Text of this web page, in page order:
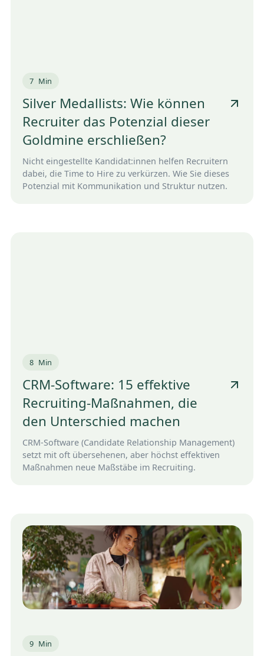
7 Min
Silver Medallists: Wie können
Recruiter das Potenzial dieser
Goldmine erschließen?
Nicht eingestellte Kandidat:innen helfen Recruitern
dabei, die Time to Hire zu verkürzen. Wie Sie dieses
Potenzial mit Kommunikation und Struktur nutzen.
8 Min
CRM-Software: 15 effektive
Recruiting-Maßnahmen, die
den Unterschied machen
CRM-Software (Candidate Relationship Management)
setzt mit oft übersehenen, aber höchst effektiven
Maßnahmen neue Maßstäbe im Recruiting.
9 Min